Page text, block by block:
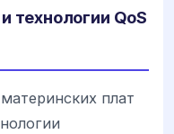
технологии QoS
плат